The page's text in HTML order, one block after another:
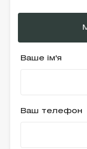
Ваше ім'я
Ваш телефон